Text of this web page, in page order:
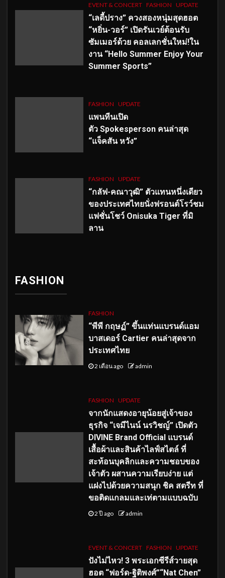
EVENT & CONCERT FASHION UPDATE
“เลดี้ปราง” ควงสองหนุ่มสุดฮอต
“หยิ่น-วอร์” เปิดรันเวย์ต้อนรับ
ซัมเมอร์ด้วย คอลเลกชั่นใหม่!ใน
งาน “Hello Summer Enjoy Your
Summer Sports”
FASHION UPDATE
แพนทีนเปิด
ตัว Spokesperson คนล่าสุด
“แจ็คสัน หวัง”
FASHION UPDATE
“กลัฟ-คณาวุฒิ” ตัวแทนหนึ่งเดียว
ของประเทศไทยนั่งฟรอนต์โรว์ชม
แฟชั่นโชว์ Onisuka Tiger ที่มิ
ลาน
FASHION
FASHION
“พีพี กฤษฏ์” ขึ้นแท่นแบรนด์แอม
บาสเดอร์ Cartier คนล่าสุดจาก
ประเทศไทย
2 เดือน ago admin
FASHION UPDATE
จากนักแสดงอายุน้อยสู่เจ้าของ
ธุรกิจ “เจมีไนน์ นรวิชญ์” เปิดตัว
DIVINE Brand Official แบรนด์
เสื้อผ้าและสินค้าไลฟ์สไตล์ ที่
สะท้อนบุคลิกและความชอบของ
เจ้าตัว ผสานความเรียบง่าย แต่
แฝงไปด้วยความสนุก ชิค สตรีท ที่
ขอติดแกลมและเท่ตามแบบฉบับ
2 ปี ago admin
EVENT & CONCERT FASHION UPDATE
ปังไม่ไหว! 3 พระเอกซีรีส์วายสุด
ฮอต “ฟอร์ด-ฐิติพงศ์”“Nat Chen”